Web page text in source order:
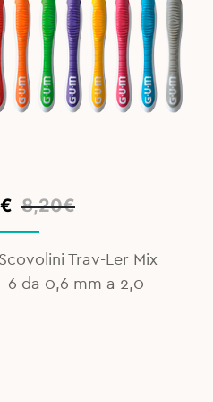
8,20€
€
Trav-Ler Mix
6 da 0,6 mm a 2,0